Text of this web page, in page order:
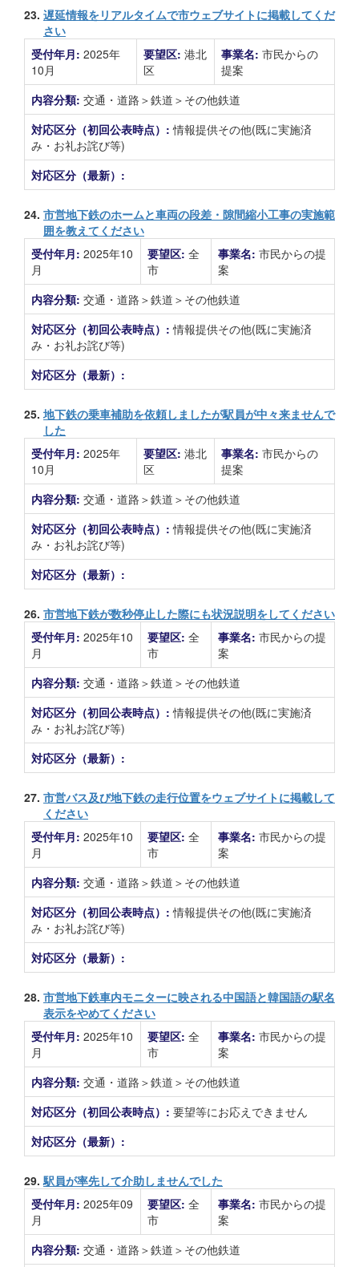
23. 遅延情報をリアルタイムで市ウェブサイトに掲載してくだ
さい
受付年月: 2025年
10月
要望区: 港北
区
事業名: 市民からの
提案
内容分類: 交通・道路＞鉄道＞その他鉄道
対応区分（初回公表時点）:情報提供その他(既に実施済
み・お礼お詫び等)
対応区分（最新）:
24. 市営地下鉄のホームと車両の段差・隙間縮小工事の実施範
囲を教えてください
受付年月: 2025年10
月
要望区: 全
市
事業名: 市民からの提
案
内容分類: 交通・道路＞鉄道＞その他鉄道
対応区分（初回公表時点）:情報提供その他(既に実施済
み・お礼お詫び等)
対応区分（最新）:
25. 地下鉄の乗車補助を依頼しましたが駅員が中々来ませんで
した
受付年月: 2025年
10月
要望区: 港北
区
事業名: 市民からの
提案
内容分類: 交通・道路＞鉄道＞その他鉄道
対応区分（初回公表時点）:情報提供その他(既に実施済
み・お礼お詫び等)
対応区分（最新）:
26. 市営地下鉄が数秒停止した際にも状況説明をしてください
受付年月: 2025年10
月
要望区: 全
市
事業名: 市民からの提
案
内容分類: 交通・道路＞鉄道＞その他鉄道
対応区分（初回公表時点）:情報提供その他(既に実施済
み・お礼お詫び等)
対応区分（最新）:
27. 市営バス及び地下鉄の走行位置をウェブサイトに掲載して
ください
受付年月: 2025年10
月
要望区: 全
市
事業名: 市民からの提
案
内容分類: 交通・道路＞鉄道＞その他鉄道
対応区分（初回公表時点）:情報提供その他(既に実施済
み・お礼お詫び等)
対応区分（最新）:
28. 市営地下鉄車内モニターに映される中国語と韓国語の駅名
表示をやめてください
受付年月: 2025年10
月
要望区: 全
市
事業名: 市民からの提
案
内容分類: 交通・道路＞鉄道＞その他鉄道
対応区分（初回公表時点）: 要望等にお応えできません
対応区分（最新）:
29. 駅員が率先して介助しませんでした
受付年月: 2025年09
月
要望区: 全
市
事業名: 市民からの提
案
内容分類: 交通・道路＞鉄道＞その他鉄道